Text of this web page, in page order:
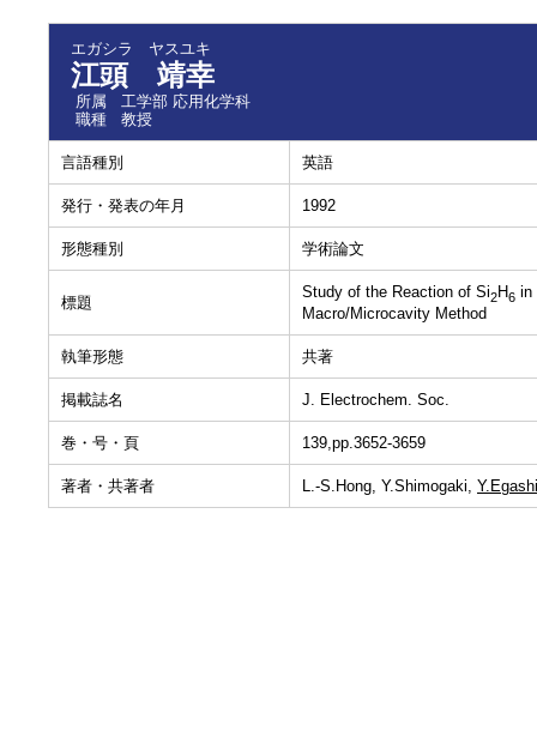
エガシラ ヤスユキ
江頭 靖幸
所属
工学部 応用化学科
職種
教授
言語種別 英語
発行・発表の年月 1992
形態種別 学術論文
標題
Study of the Reaction of Si2H6 in
Macro/Microcavity Method
執筆形態 共著
掲載誌名 J. Electrochem. Soc.
巻・号・頁 139,pp.3652-3659
著者・共著者 L.-S.Hong, Y.Shimogaki,